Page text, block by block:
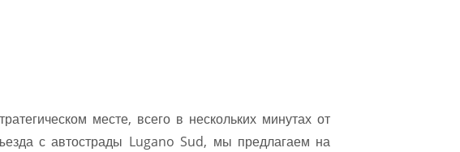
месте, всего в нескольких минутах от
с автострады Lugano Sud, мы предлагаем на